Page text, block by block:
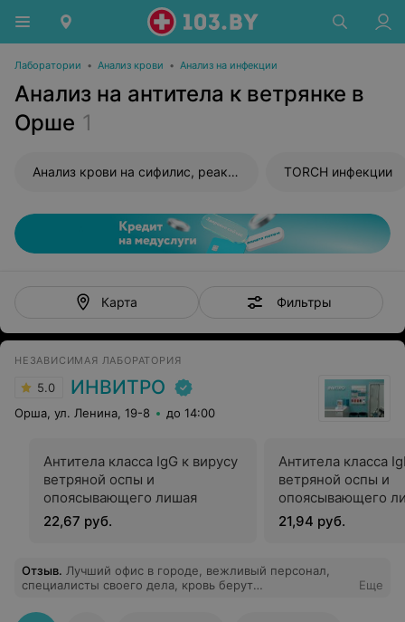
Лаборатории • Анализ крови • Анализ на инфекции
Анализ на антитела к ветрянке в
Орше 1
Анализ крови на сифилис, реакция Вассермана (RW) TORCH инфекции
Карта Фильтры
НЕЗАВИСИМАЯ ЛАБОРАТОРИЯ
5.0 ИНВИТРО
Орша, ул. Ленина, 19-8 до 14:00
Антитела класса IgG к вирусу
ветряной оспы и
опоясывающего лишая
22,67 руб.
Антитела класса
ветряной оспы и
опоясывающего
21,94 руб.
Отзыв. Лучший офис в городе, вежливый персонал,
специалисты своего дела, кровь берут
Еще